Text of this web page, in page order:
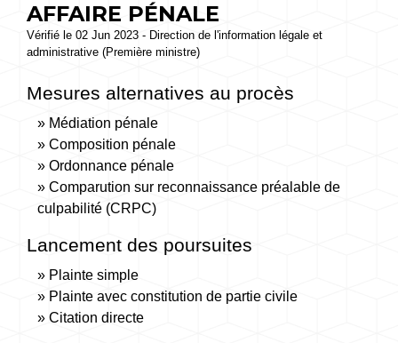
AFFAIRE PÉNALE
Vérifié le 02 Jun 2023 - Direction de l'information légale et
administrative (Première ministre)
Mesures alternatives au procès
Médiation pénale
Composition pénale
Ordonnance pénale
Comparution sur reconnaissance préalable de
culpabilité (CRPC)
Lancement des poursuites
Plainte simple
Plainte avec constitution de partie civile
Citation directe